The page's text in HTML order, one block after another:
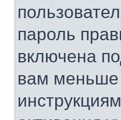
пароль
включена
вам меньше